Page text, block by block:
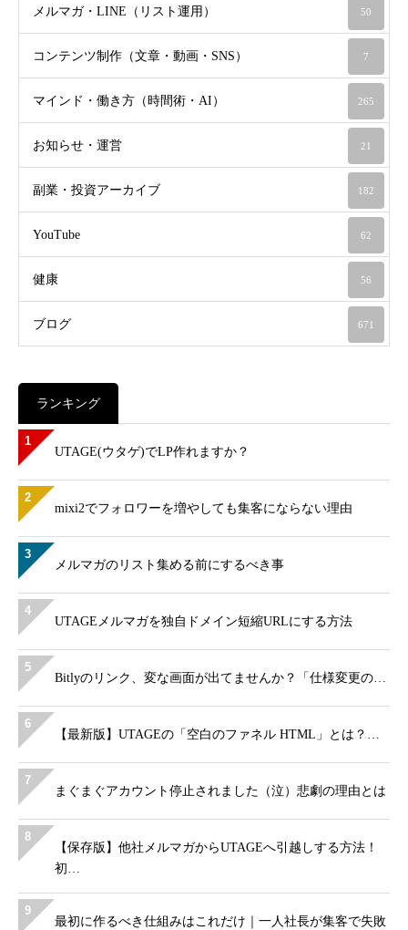
メルマガ・LINE（リスト運用） 50
コンテンツ制作（文章・動画・SNS） 7
マインド・働き方（時間術・AI） 265
お知らせ・運営 21
副業・投資アーカイブ 182
YouTube 62
健康 56
ブログ 671
ランキング
1
UTAGE(ウタゲ)でLP作れますか？
2
mixi2でフォロワーを増やしても集客にならない理由
3
メルマガのリスト集める前にするべき事
4
UTAGEメルマガを独自ドメイン短縮URLにする方法
5
Bitlyのリンク、変な画面が出てませんか？「仕様変更の…
6
【最新版】UTAGEの「空白のファネル HTML」とは？…
7
まぐまぐアカウント停止されました（泣）悲劇の理由とは
8
【保存版】他社メルマガからUTAGEへ引越しする方法！
初…
9
最初に作るべき仕組みはこれだけ｜一人社長が集客で失敗